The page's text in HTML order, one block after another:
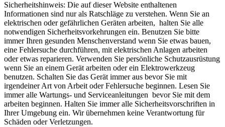
Sicherheitshinweis: Die auf dieser Website enthaltenen
Informationen sind nur als Ratschläge zu verstehen. Wenn Sie an
elektrischen oder gefährlichen Geräten arbeiten, halten Sie alle
notwendigen Sicherheitsvorkehrungen ein. Benutzen Sie bitte
immer Ihren gesunden Menschenverstand wenn Sie etwas bauen,
eine Fehlersuche durchführen, mit elektrischen Anlagen arbeiten
oder etwas reparieren. Verwenden Sie persönliche Schutzausrüstung
wenn Sie an einem Gerät arbeiten oder ein Elektrowerkzeug
benutzen. Schalten Sie das Gerät immer aus bevor Sie mit
irgendeiner Art von Arbeit oder Fehlersuche beginnen. Lesen Sie
immer alle Wartungs- und Serviceanleitungen bevor Sie mit dem
arbeiten beginnen. Halten Sie immer alle Sicherheitsvorschriften in
Ihrer Umgebung ein. Wir übernehmen keine Verantwortung für
Schäden oder Verletzungen.